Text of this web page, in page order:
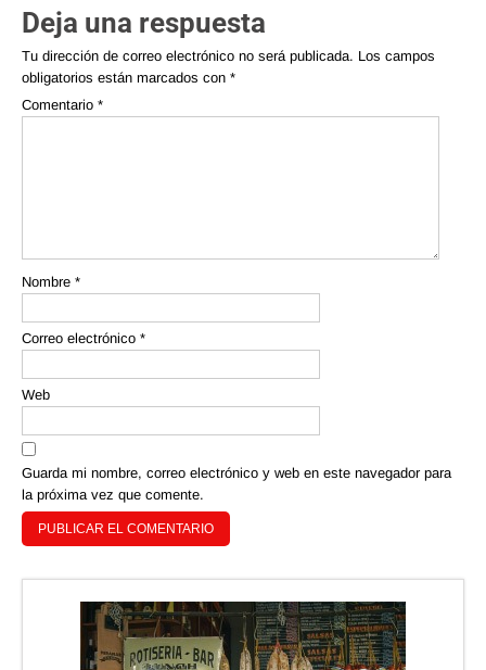
Deja una respuesta
Tu dirección de correo electrónico no será publicada. Los campos
obligatorios están marcados con *
Comentario *
Nombre *
Correo electrónico *
Web
Guarda mi nombre, correo electrónico y web en este navegador para
la próxima vez que comente.